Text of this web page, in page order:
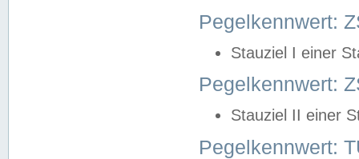
Pegelkennwert:
Stauziel I einer
Pegelkennwert:
Stauziel II einer
Pegelkennwert: